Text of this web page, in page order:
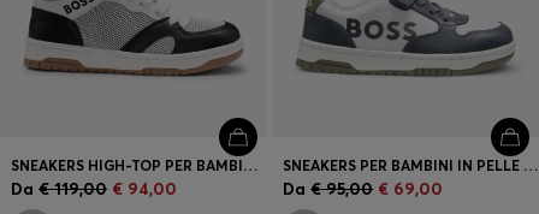
SNEAKERS HIGH-TOP PER BAMBINI IN MESH E PELLE SCAMOSCIATA
Da € 119,00 € 94,00
SNEAKERS PER BAMBINI IN PELLE E TELA CON LOGO
Da € 95,00 € 69,00